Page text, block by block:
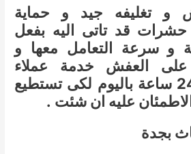
و تغليفه جيد و حماية
قد تاتى اليه بفعل
و سرعة التعامل معها و
على العفش خدمة عملاء
متواصلة معكم 24 ساعة باليوم لكى تستطيع
عليه ان شئت .
بجدة